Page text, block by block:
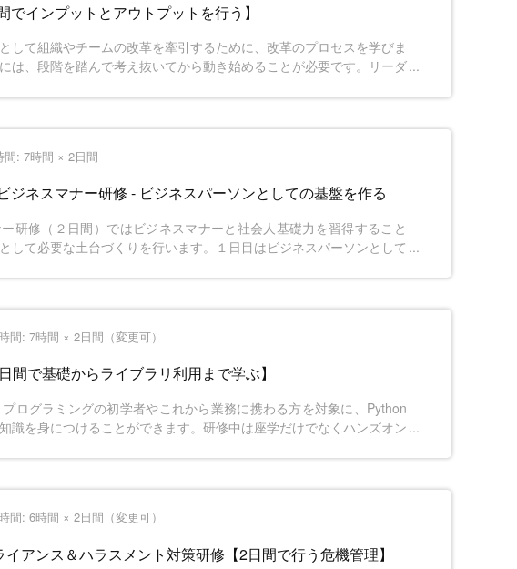
でインプットとアウトプットを行う】
して組織やチームの改革を牽引するために、改革のプロセスを学びま
は、段階を踏んで考え抜いてから動き始めることが必要です。リーダ
間: 7時間 × 2日間
ジネスマナー研修 - ビジネスパーソンとしての基盤を作る
研修（２日間）ではビジネスマナーと社会人基礎力を習得すること
して必要な土台づくりを行います。１日目はビジネスパーソンとして
社会人と学生の違いを理解し、組織の一員として必要な考え方や振る
間: 7時間 × 2日間（変更可）
間で基礎からライブラリ利用まで学ぶ】
ログラミングの初学者やこれから業務に携わる方を対象に、Python
識を身につけることができます。研修中は座学だけでなくハンズオン
理の方法までを学習します。
間: 6時間 × 2日間（変更可）
アンス＆ハラスメント対策研修【2日間で行う危機管理】